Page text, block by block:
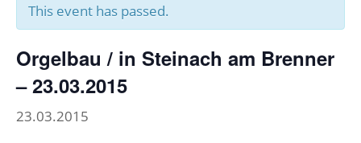
This event has passed.
Orgelbau / in Steinach am Brenner
– 23.03.2015
23.03.2015